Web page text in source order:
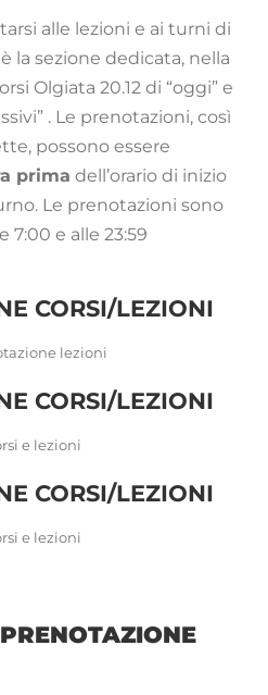
alle lezioni e ai turni di
la sezione dedicata, nella
Olgiata 20.12 di “oggi” e
. Le prenotazioni, così
possono essere
prima dell’orario di inizio
Le prenotazioni sono
7:00 e alle 23:59
CORSI/LEZIONI
CORSI/LEZIONI
CORSI/LEZIONI